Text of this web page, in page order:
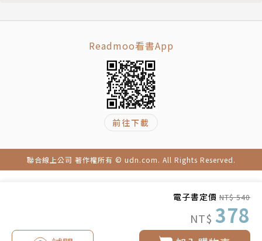
電子書定價 NT$ 540
NT$ 378
Readmoo看書App
前往下載
聯合線上公司 著作權所有 © udn.com. All Rights Reserved.